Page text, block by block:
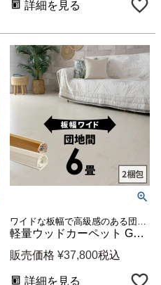
詳細を見る
ワイドな板幅で高級感のある団地間6畳用ウッドカーペット
軽量ウッドカーペット GA-70 団地間6畳用 約243×343cm 2梱包 [cpt-ga70-d60-2pcs]
販売価格 ¥37,800税込
詳細を見る